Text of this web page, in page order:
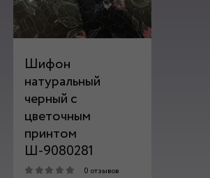
Шифон
натуральный
черный с
цветочным
принтом
Ш-9080281
0 отзывов